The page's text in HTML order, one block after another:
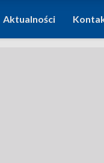
Aktualności